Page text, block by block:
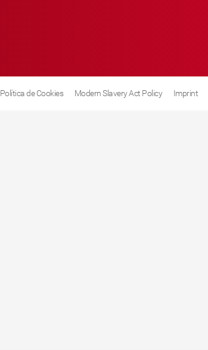
Política de Cookies Modern Slavery Act Policy Imprint